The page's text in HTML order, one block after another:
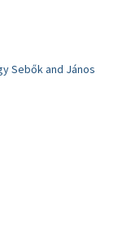
Sebők and János